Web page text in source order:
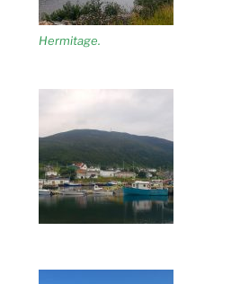
Hermitage.